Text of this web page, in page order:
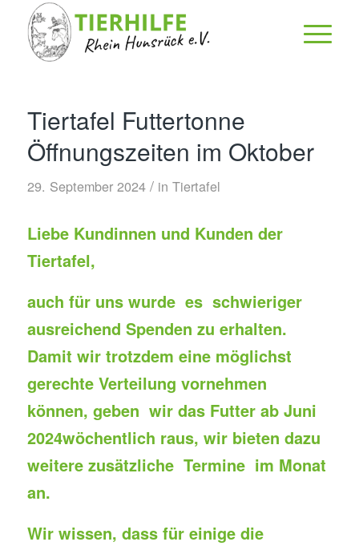
Tiertafel Futtertonne
Öffnungszeiten im Oktober
29. September 2024 / in Tiertafel
Liebe Kundinnen und Kunden der
Tiertafel,
auch für uns wurde es schwieriger
ausreichend Spenden zu erhalten.
Damit wir trotzdem eine möglichst
gerechte Verteilung vornehmen
können, geben wir das Futter ab Juni
2024wöchentlich raus, wir bieten dazu
weitere zusätzliche Termine im Monat
an.
Wir wissen, dass für einige die